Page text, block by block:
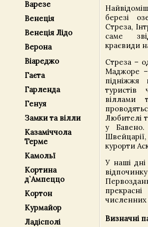
Варезе
Венеція
Венеція Лідо
Верона
Віареджо
Гаєта
Гарленда
Генуя
Замки та вілли
Казаміччола
Терме
Камольї
Кортина
д`Ампеццо
Кортон
Курмайор
Ладісполі
березі
Стреза,
саме
краєвиди
Стреза –
Маджоре
підніжжя
туристів
віллами
Любителі
у Бавено.
курорти
У наші
численних
Визначні